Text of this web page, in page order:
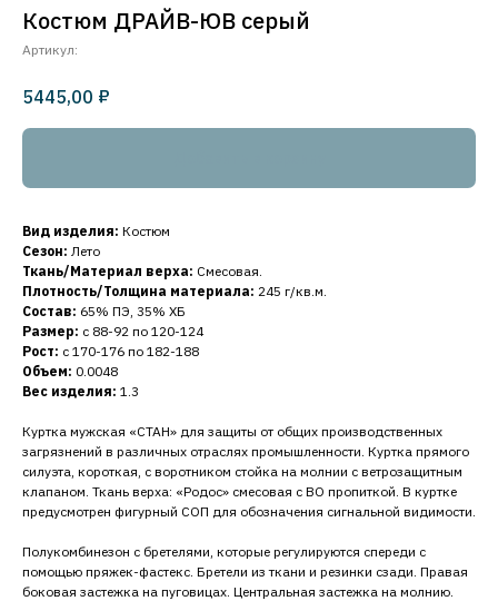
Костюм ДРАЙВ-ЮВ серый
Артикул:
5445,00 ₽
Вид изделия: Костюм
Сезон: Лето
Ткань/Материал верха: Смесовая.
Плотность/Толщина материала: 245 г/кв.м.
Состав: 65% ПЭ, 35% ХБ
Размер: с 88-92 по 120-124
Рост: с 170-176 по 182-188
Объем: 0.0048
Вес изделия: 1.3
Куртка мужская «СТАН» для защиты от общих производственных
загрязнений в различных отраслях промышленности. Куртка прямого
силуэта, короткая, с воротником стойка на молнии с ветрозащитным
клапаном. Ткань верха: «Родос» смесовая с ВО пропиткой. В куртке
предусмотрен фигурный СОП для обозначения сигнальной видимости.
Полукомбинезон с бретелями, которые регулируются спереди с
помощью пряжек-фастекс. Бретели из ткани и резинки сзади. Правая
боковая застежка на пуговицах. Центральная застежка на молнию.